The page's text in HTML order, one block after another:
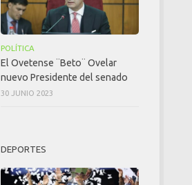
POLÍTICA
El Ovetense ¨Beto¨ Ovelar
nuevo Presidente del senado
30 JUNIO 2023
DEPORTES